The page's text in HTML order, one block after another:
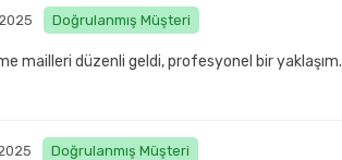
Doğrulanmış Müşteri
mailleri düzenli geldi, profesyonel bir yaklaşım.
Doğrulanmış Müşteri